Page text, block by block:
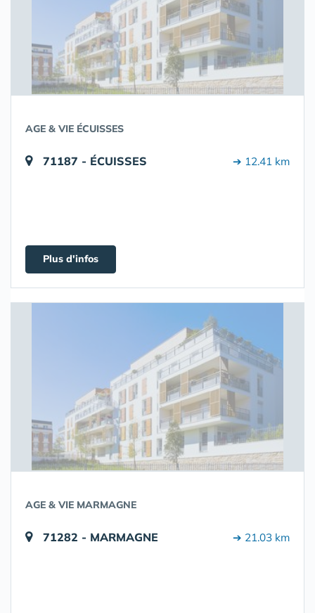
AGE & VIE ÉCUISSES
71187 - ÉCUISSES ➔ 12.41 km
Plus d'infos
AGE & VIE MARMAGNE
71282 - MARMAGNE ➔ 21.03 km